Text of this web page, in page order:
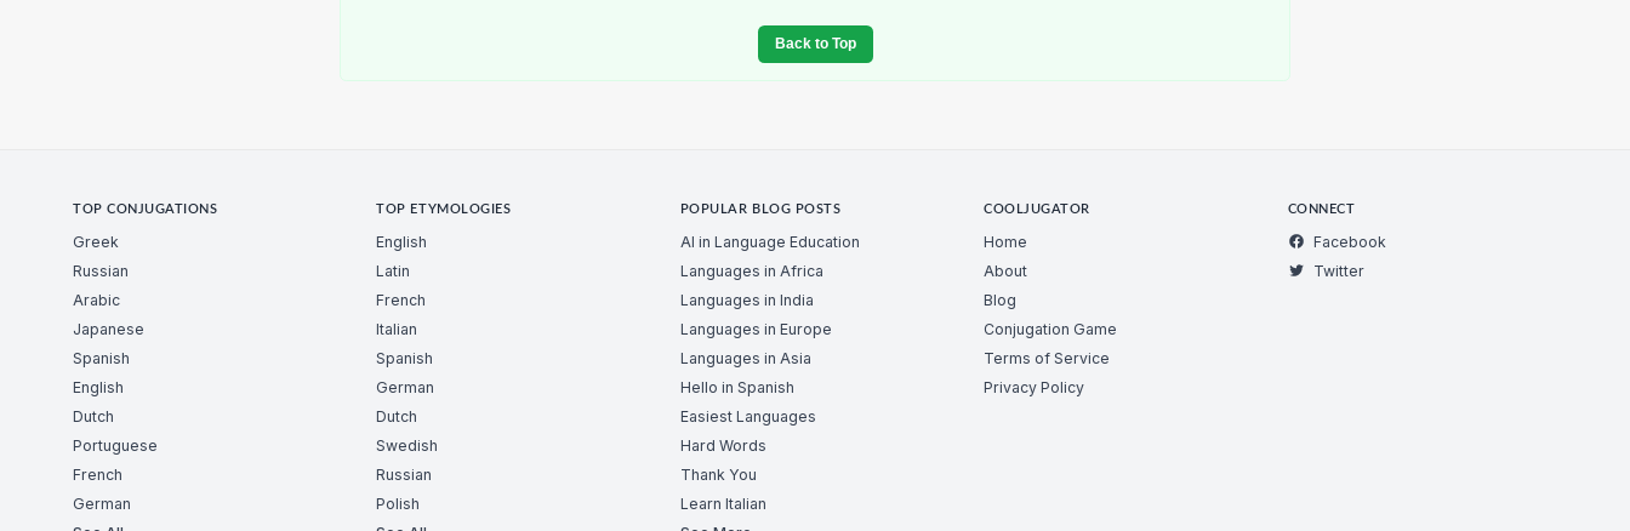
Back to Top
TOP CONJUGATIONS
Greek
Russian
Arabic
Japanese
Spanish
English
Dutch
Portuguese
French
German
TOP ETYMOLOGIES
English
Latin
French
Italian
Spanish
German
Dutch
Swedish
Russian
Polish
POPULAR BLOG POSTS
AI in Language Education
Languages in Africa
Languages in India
Languages in Europe
Languages in Asia
Hello in Spanish
Easiest Languages
Hard Words
Thank You
Learn Italian
COOLJUGATOR
Home
About
Blog
Conjugation Game
Terms of Service
Privacy Policy
CONNECT
Facebook
Twitter